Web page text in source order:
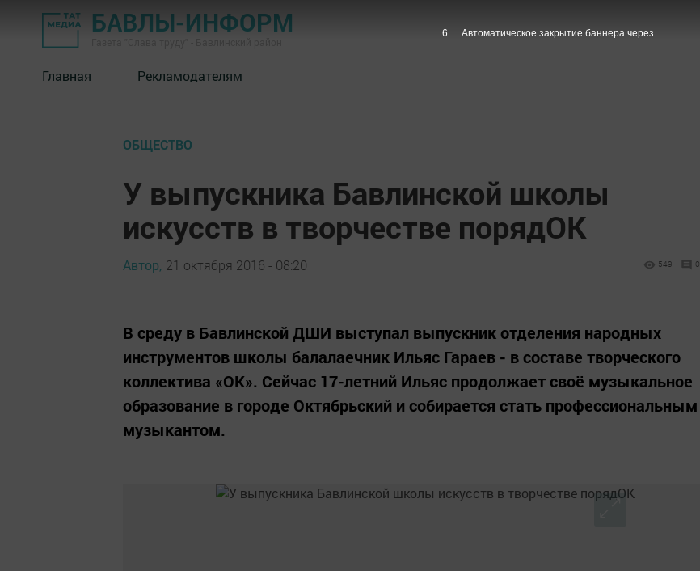
БАВЛЫ-ИНФОРМ
Главная Рекламодателям
ОБЩЕСТВО
У выпускника Бавлинской школы
искусств в творчестве порядОК
Автор, 21 октября 2016 - 08:20 549 0
В среду в Бавлинской ДШИ выступал выпускник отделения народных
инструментов школы балалаечник Ильяс Гараев - в составе творческого
коллектива «ОК». Сейчас 17-летний Ильяс продолжает своё музыкальное
образование в городе Октябрьский и собирается стать профессиональным
музыкантом.
5 Автоматическое закрытие баннера через